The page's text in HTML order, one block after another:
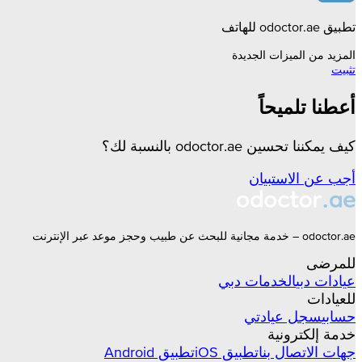
تطبيق odoctor.ae للهاتف
المزيد من الميزات الجديدة
تثبيت
أعطنا تلميحاً
كيف يمكننا تحسين odoctor.ae بالنسبة لك؟
أجب عن الاستبيان
odoctor.ae – خدمة مجانية للبحث عن طبيب وحجز موعد عبر الإنترنت
للمرضى
عيادات دبيالخدمات دبي
للعيادات
حسابيسجل عيادتي
خدمة إلكترونية
جهات الاتصال بناتطبيق iOS
تطبيق Android